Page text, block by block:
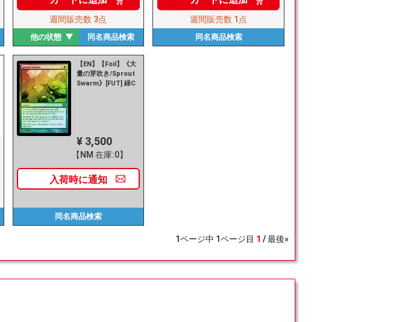
週間販売数 3点
同名商品検索
他の状態
週間販売数 1点
同名商品検索
【EN】【Foil】《大
量の芽吹き/Sprout
Swarm》[FUT] 緑C
¥ 3,500
【NM 在庫:0】
入荷時に通知
同名商品検索
1ページ中 1ページ目 1 最後»